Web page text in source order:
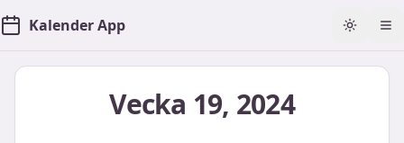
Kalender App Toggle
Vecka 19, 2024